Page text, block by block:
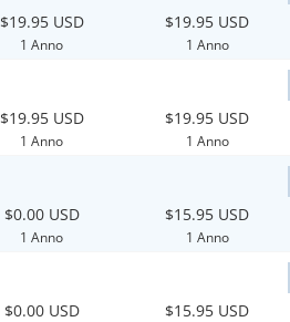
$19.95 USD
1 Anno
$19.95 USD
1 Anno
$19.95 USD
1 Anno
$19.95 USD
1 Anno
$0.00 USD
1 Anno
$15.95 USD
1 Anno
$0.00 USD $15.95 USD